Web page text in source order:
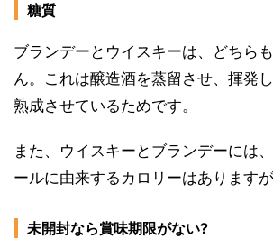
糖質
ブランデーとウイスキーは、どちら
ん。これは醸造酒を蒸留させ、揮発
熟成させているためです。
また、ウイスキーとブランデーには
ールに由来するカロリーはありますが
未開封なら賞味期限がない?